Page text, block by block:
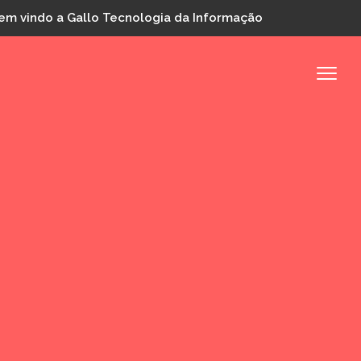
vindo a Gallo Tecnologia da Informação